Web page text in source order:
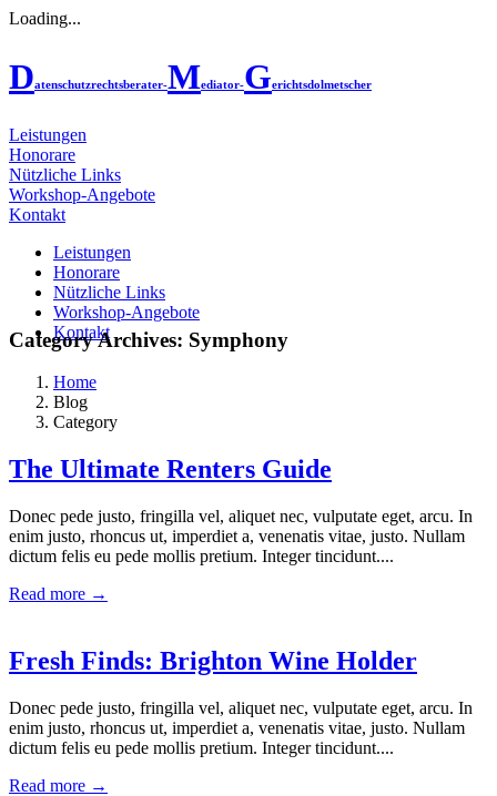
Loading...
Datenschutzrechtsberater-Mediator-Gerichtsdolmetscher
Leistungen
Honorare
Nützliche Links
Workshop-Angebote
Kontakt
Leistungen
Honorare
Nützliche Links
Workshop-Angebote
Kontakt
Category Archives: Symphony
Home
Blog
Category
The Ultimate Renters Guide
Donec pede justo, fringilla vel, aliquet nec, vulputate eget, arcu. In
enim justo, rhoncus ut, imperdiet a, venenatis vitae, justo. Nullam
dictum felis eu pede mollis pretium. Integer tincidunt....
Read more →
Fresh Finds: Brighton Wine Holder
Donec pede justo, fringilla vel, aliquet nec, vulputate eget, arcu. In
enim justo, rhoncus ut, imperdiet a, venenatis vitae, justo. Nullam
dictum felis eu pede mollis pretium. Integer tincidunt....
Read more →